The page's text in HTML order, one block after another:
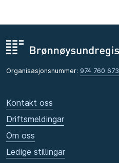
Organisasjonsnummer: 974 760 673
Kontakt oss
Driftsmeldingar
Om oss
Ledige stillingar